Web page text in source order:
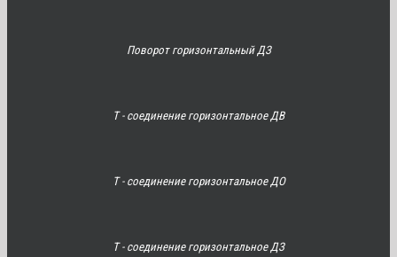
Поворот горизонтальный ДЗ
Т - соединение горизонтальное ДВ
Т - соединение горизонтальное ДО
Т - соединение горизонтальное ДЗ